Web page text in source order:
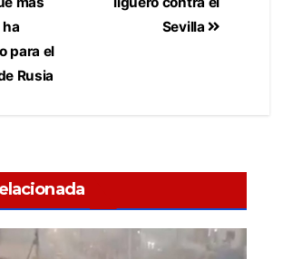
Sevilla
para el
Rusia